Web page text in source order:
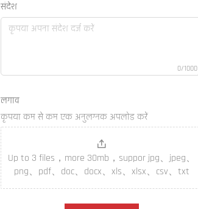
संदेश
0/1000
लगाव
कृपया कम से कम एक अनुलग्नक अपलोड करें
Up to 3 files，more 30mb，suppor jpg、jpeg、
png、pdf、doc、docx、xls、xlsx、csv、txt